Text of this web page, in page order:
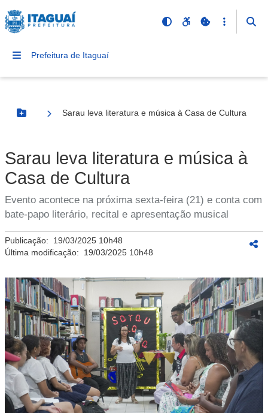
Prefeitura de Itaguaí
Botão Menu
Sarau leva literatura e música à Casa de Cultura
Sarau leva literatura e música à
Casa de Cultura
Evento acontece na próxima sexta-feira (21) e conta com
bate-papo literário, recital e apresentação musical
Publicação: 19/03/2025 10h48
Última modificação: 19/03/2025 10h48